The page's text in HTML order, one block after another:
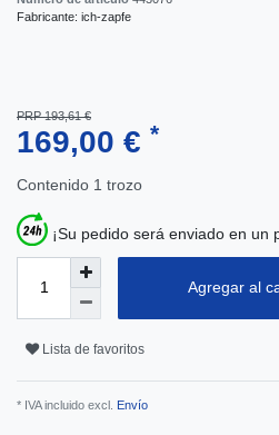
Fabricante: ich-zapfe
PRP 193,61 €
169,00 € *
Contenido 1 trozo
¡Su pedido será enviado en un
Agregar al
Lista de favoritos
* IVA incluido excl. Envío